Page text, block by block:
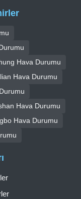
Hava Durumu
Hava Durumu
Hava Durumu
Hava Durumu